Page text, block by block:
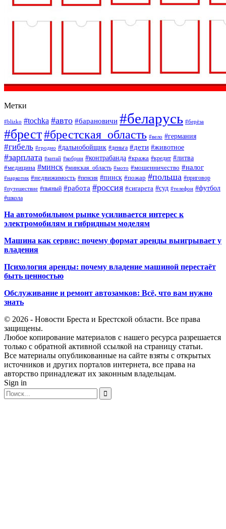
Метки
#blizko #tochka #авто #барановичи #беларусь #берёза
#брест#брестская_область #вело #германия
#гибель #гродно #дальнобойщик #деньга #дети #животное
#зарплата #китай #кобрин #контрабанда #кража #кредит #литва
#медицина #минск #минская_область #мото #мошенничество #налог
#наркотик #недвижимость #пенсия #пинск #пожар #польша #приговор
#путешествие #пьяный #работа #россия #сигарета #суд #телефон #футбол
#школа
На автомобильном рынке усиливается интерес к
электромобилям и гибридным моделям
Машина как сервис: почему формат аренды выигрывает у
владения
Психология аренды: почему владение машиной перестаёт
быть ценностью
Обслуживание и ремонт автозамков: Всё, что вам нужно
знать
© 2026 - Новости Бреста и Брестской области. Все права
защищены.
Любое копирование материалов с нашего ресурса разрешается
только с обратной активной ссылкой на страницу статьи.
Все материалы опубликованные на сайте взяты с открытых
источников и других порталов интернета, все права на
авторство принадлежат их законным владельцам.
Sign in